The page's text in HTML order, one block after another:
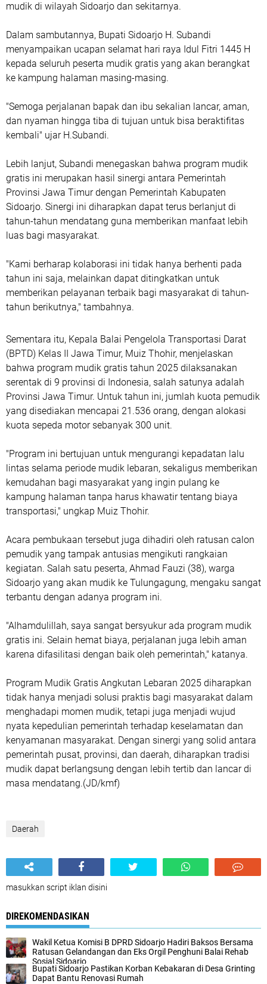
mudik di wilayah Sidoarjo dan sekitarnya.
Dalam sambutannya, Bupati Sidoarjo H. Subandi
menyampaikan ucapan selamat hari raya Idul Fitri 1445 H
kepada seluruh peserta mudik gratis yang akan berangkat
ke kampung halaman masing-masing.
"Semoga perjalanan bapak dan ibu sekalian lancar, aman,
dan nyaman hingga tiba di tujuan untuk bisa beraktifitas
kembali" ujar H.Subandi.
Lebih lanjut, Subandi menegaskan bahwa program mudik
gratis ini merupakan hasil sinergi antara Pemerintah
Provinsi Jawa Timur dengan Pemerintah Kabupaten
Sidoarjo. Sinergi ini diharapkan dapat terus berlanjut di
tahun-tahun mendatang guna memberikan manfaat lebih
luas bagi masyarakat.
"Kami berharap kolaborasi ini tidak hanya berhenti pada
tahun ini saja, melainkan dapat ditingkatkan untuk
memberikan pelayanan terbaik bagi masyarakat di tahun-
tahun berikutnya," tambahnya.
Sementara itu, Kepala Balai Pengelola Transportasi Darat
(BPTD) Kelas II Jawa Timur, Muiz Thohir, menjelaskan
bahwa program mudik gratis tahun 2025 dilaksanakan
serentak di 9 provinsi di Indonesia, salah satunya adalah
Provinsi Jawa Timur. Untuk tahun ini, jumlah kuota pemudik
yang disediakan mencapai 21.536 orang, dengan alokasi
kuota sepeda motor sebanyak 300 unit.
"Program ini bertujuan untuk mengurangi kepadatan lalu
lintas selama periode mudik lebaran, sekaligus memberikan
kemudahan bagi masyarakat yang ingin pulang ke
kampung halaman tanpa harus khawatir tentang biaya
transportasi," ungkap Muiz Thohir.
Acara pembukaan tersebut juga dihadiri oleh ratusan calon
pemudik yang tampak antusias mengikuti rangkaian
kegiatan. Salah satu peserta, Ahmad Fauzi (38), warga
Sidoarjo yang akan mudik ke Tulungagung, mengaku sangat
terbantu dengan adanya program ini.
"Alhamdulillah, saya sangat bersyukur ada program mudik
gratis ini. Selain hemat biaya, perjalanan juga lebih aman
karena difasilitasi dengan baik oleh pemerintah," katanya.
Program Mudik Gratis Angkutan Lebaran 2025 diharapkan
tidak hanya menjadi solusi praktis bagi masyarakat dalam
menghadapi momen mudik, tetapi juga menjadi wujud
nyata kepedulian pemerintah terhadap keselamatan dan
kenyamanan masyarakat. Dengan sinergi yang solid antara
pemerintah pusat, provinsi, dan daerah, diharapkan tradisi
mudik dapat berlangsung dengan lebih tertib dan lancar di
masa mendatang.(JD/kmf)
Daerah
masukkan script iklan disini
DIREKOMENDASIKAN
Wakil Ketua Komisi B DPRD Sidoarjo Hadiri Baksos Bersama
Ratusan Gelandangan dan Eks Orgil Penghuni Balai Rehab
Sosial Sidoarjo
Bupati Sidoarjo Pastikan Korban Kebakaran di Desa Grinting
Dapat Bantu Renovasi Rumah